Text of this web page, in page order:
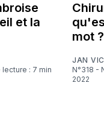
et la
lecture : 7 min
mot ?
JAN
N°318 - Novembre
2022